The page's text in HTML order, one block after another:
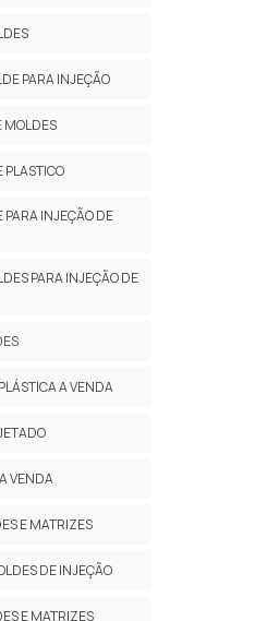
PARA INJEÇÃO
MOLDES
PLASTICO
INJEÇÃO DE
PARA INJEÇÃO DE
A VENDA
VENDA
E MATRIZES
DE INJEÇÃO
E MATRIZES